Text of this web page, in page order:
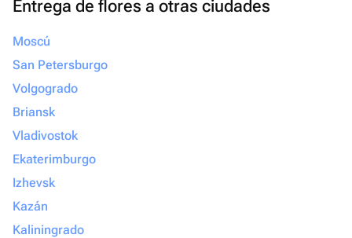
Entrega de flores a otras ciudades
Moscú
San Petersburgo
Volgogrado
Briansk
Vladivostok
Ekaterimburgo
Izhevsk
Kazán
Kaliningrado